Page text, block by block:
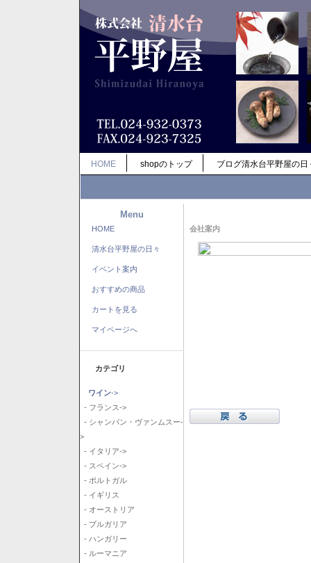
HOME shopのトップ ブログ清水台平野屋の日
Menu
HOME
清水台平野屋の日々
イベント案内
おすすめの商品
カートを見る
マイページへ
カテゴリ
ワイン->
- フランス->
- シャンパン・ヴァンムスー-
>
- イタリア->
- スペイン->
- ポルトガル
- イギリス
- オーストリア
- ブルガリア
- ハンガリー
- ルーマニア
会社案内